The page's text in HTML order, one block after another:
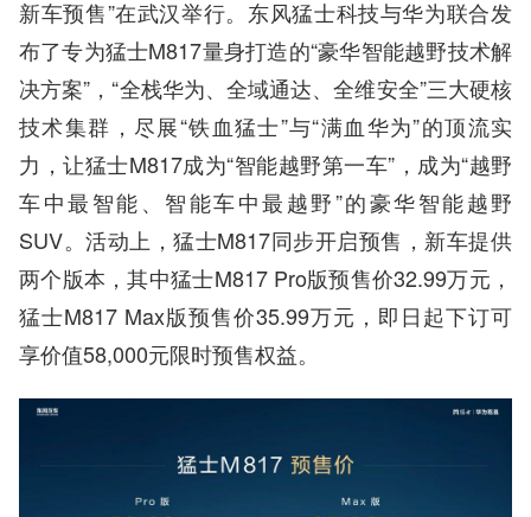
新车预售”在武汉举行。东风猛士科技与华为联合发
布了专为猛士M817量身打造的“豪华智能越野技术解
决方案”，“全栈华为、全域通达、全维安全”三大硬核
技术集群，尽展“铁血猛士”与“满血华为”的顶流实
力，让猛士M817成为“智能越野第一车”，成为“越野
车中最智能、智能车中最越野”的豪华智能越野
SUV。活动上，猛士M817同步开启预售，新车提供
两个版本，其中猛士M817 Pro版预售价32.99万元，
猛士M817 Max版预售价35.99万元，即日起下订可
享价值58,000元限时预售权益。